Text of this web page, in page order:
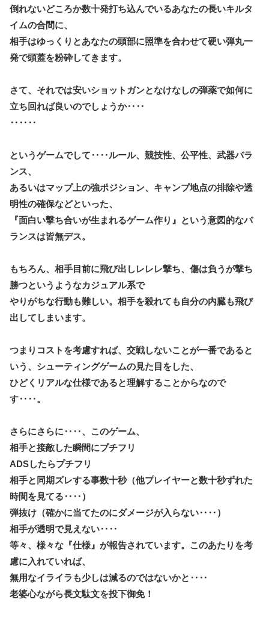
倒れないどころか数十発打ち込んでいるあなたの長いキルタ
イムの合間に、
相手はゆっくりとあなたの頭部に照準を合わせて硬い弾丸一
発で頭蓋を粉砕してきます。
さて、それでは安いショットガンとなけなしの弾薬で如何に
立ち回れば良いのでしょうか‥‥
‥‥‥
というゲームでして‥‥ルール、競技性、公平性、武器バラ
ンス、
あるいはマップ上の強ポジション、キャンプ地点の排除や透
明性の確保などといった、
『面白い撃ち合いが生まれるゲーム作り』という意図的なバ
ランスは皆無デス。
もちろん、相手目前に飛び出しレレレ撃ち、傷は負うが撃ち
勝つというようなカジュアル系で
やりがちな行動も難しい。相手を殺れても自分の内臓も飛び
出してしまいます。
つまりコストを考慮すれば、交戦しないことが一番であると
いう、シューティングゲームの見た目をした、
ひどくリアルな仕様であると理解することからなので
す‥‥。
さらにさらに‥‥、このゲーム、
相手と接敵した瞬間にプチフリ
ADSしたらプチフリ
相手と同期ズレする事数十秒（他プレイヤーと数十秒ずれた
時間を見てる‥‥）
弾抜け（確かに当てたのにダメージが入らない‥‥）
相手が透明で見えない‥‥
等々、様々な『仕様』が報告されています。このあたりを考
慮に入れていれば、
無用なイライラも少しは減るのではないかと‥‥
老婆心ながら長文駄文を投下御免！